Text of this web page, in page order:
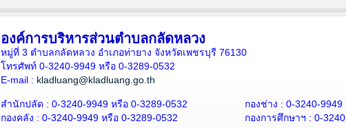
องค์การบริหารส่วนตำบลกลัดหลวง
หมู่ที่ 3 ตำบลกลัดหลวง อำเภอท่ายาง จังหวัดเพชรบุรี 76130
โทรศัพท์ 0-3240-9949 หรือ 0-3289-0532
E-mail : kladluang@kladluang.go.th
สำนักปลัด : 0-3240-9949 หรือ 0-3289-0532
กองคลัง : 0-3240-9949 หรือ 0-3289-0532
กองช่าง : 0-3240-9949
กองการศึกษาฯ : 0-